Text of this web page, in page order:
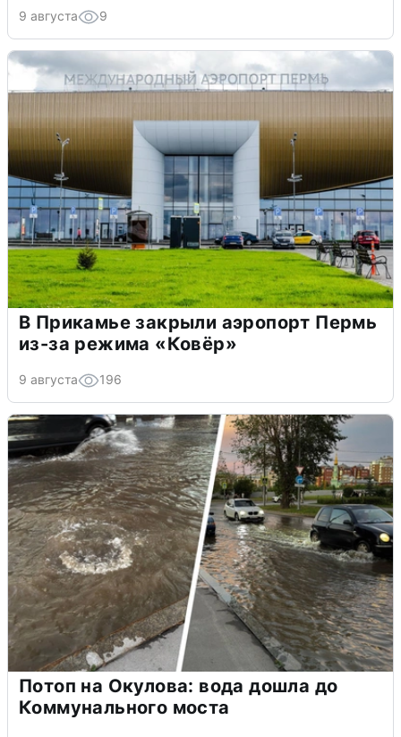
9 августа 9
В Прикамье закрыли аэропорт Пермь
из-за режима «Ковёр»
9 августа 196
Потоп на Окулова: вода дошла до
Коммунального моста